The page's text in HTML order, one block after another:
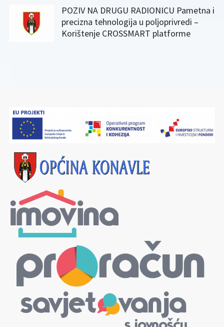
POZIV NA DRUGU RADIONICU Pametna i
precizna tehnologija u poljoprivredi –
Korištenje CROSSMART platforme